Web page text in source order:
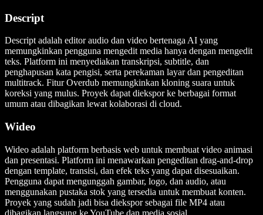
Descript
Descript adalah editor audio dan video bertenaga AI yang
memungkinkan pengguna mengedit media hanya dengan mengedit
teks. Platform ini menyediakan transkripsi, subtitle, dan
penghapusan kata pengisi, serta perekaman layar dan pengeditan
multitrack. Fitur Overdub memungkinkan kloning suara untuk
koreksi yang mulus. Proyek dapat diekspor ke berbagai format
umum atau dibagikan lewat kolaborasi di cloud.
Wideo
Wideo adalah platform berbasis web untuk membuat video animasi
dan presentasi. Platform ini menawarkan pengeditan drag-and-drop
dengan template, transisi, dan efek teks yang dapat disesuaikan.
Pengguna dapat mengunggah gambar, logo, dan audio, atau
menggunakan pustaka stok yang tersedia untuk membuat konten.
Proyek yang sudah jadi bisa diekspor sebagai file MP4 atau
dibagikan langsung ke YouTube dan media sosial.